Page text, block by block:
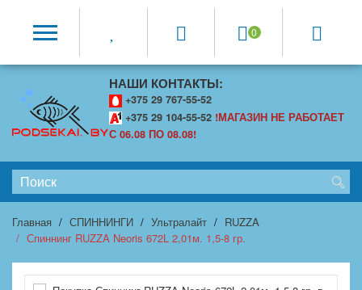
0
НАШИ КОНТАКТЫ:
+375 29 767-55-52
+375 29 104-55-52 !МАГАЗИН НЕ РАБОТАЕТ
С 06.08 ПО 08.08!
Главная СПИННИНГИ Ультралайт
RUZZA
Спиннинг RUZZA Neoris 672L 2,01м. 1,5-8 гр.